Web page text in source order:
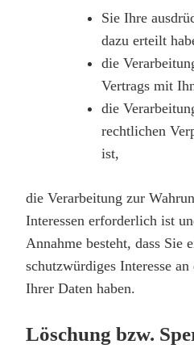
Sie Ihre
dazu erteilt
die
Vertrags mit
die
rechtlichen
ist,
die Verarbeitung zur
Interessen erforderlich ist
Annahme besteht, dass Sie
schutzwürdiges Interesse
Ihrer Daten haben.
Löschung bzw.